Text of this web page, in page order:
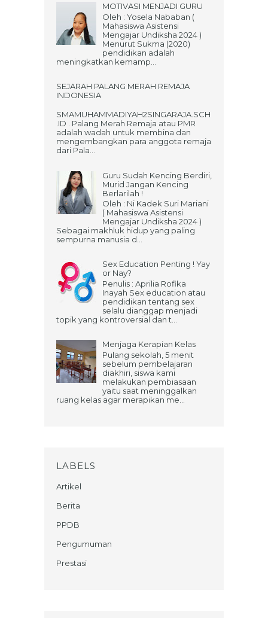
MOTIVASI MENJADI GURU
Oleh : Yosela Nababan (
Mahasiswa Asistensi
Mengajar Undiksha 2024 )
Menurut Sukma (2020)
pendidikan adalah
meningkatkan kemamp...
SEJARAH PALANG MERAH REMAJA
INDONESIA
SMAMUHAMMADIYAH2SINGARAJA.SCH
.ID . Palang Merah Remaja atau PMR
adalah wadah untuk membina dan
mengembangkan para anggota remaja
dari Pala...
Guru Sudah Kencing Berdiri,
Murid Jangan Kencing
Berlarilah !
Oleh : Ni Kadek Suri Mariani
( Mahasiswa Asistensi
Mengajar Undiksha 2024 )
Sebagai makhluk hidup yang paling
sempurna manusia d...
Sex Education Penting ! Yay
or Nay?
Penulis : Aprilia Rofika
Inayah Sex education atau
pendidikan tentang sex
selalu dianggap menjadi
topik yang kontroversial dan t...
Menjaga Kerapian Kelas
Pulang sekolah, 5 menit
sebelum pembelajaran
diakhiri, siswa kami
melakukan pembiasaan
yaitu saat meninggalkan
ruang kelas agar merapikan me...
LABELS
Artikel
Berita
PPDB
Pengumuman
Prestasi